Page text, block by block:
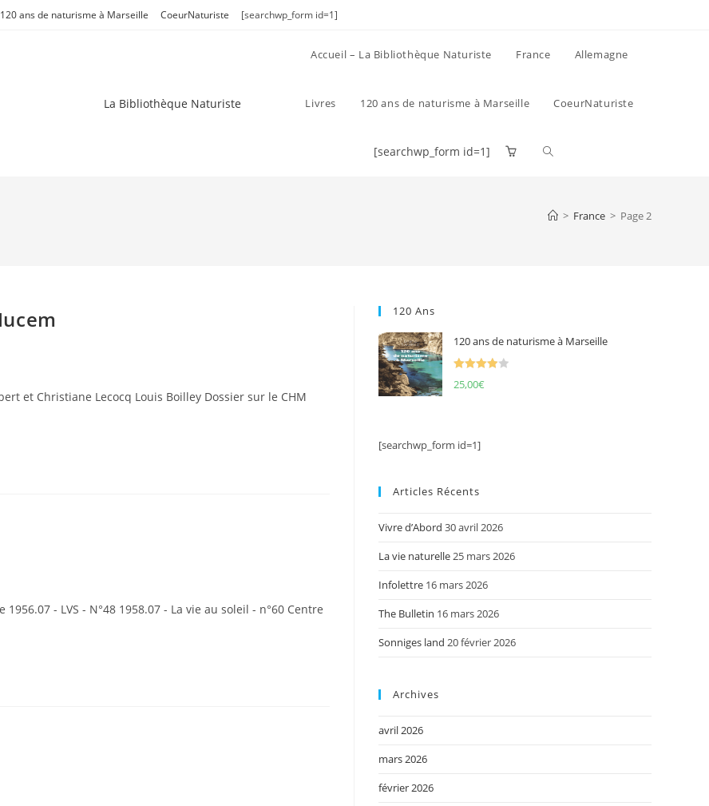
120 ans de naturisme à Marseille CoeurNaturiste [searchwp_form id=1]
La Bibliothèque Naturiste
Accueil – La Bibliothèque Naturiste France Allemagne
Livres 120 ans de naturisme à Marseille CoeurNaturiste
[searchwp_form id=1] Toggle
> France > Page 2
et Christiane Lecocq Louis Boilley Dossier sur le CHM
- LVS - N°48 1958.07 - La vie au soleil - n°60 Centre
120 Ans
120 ans de naturisme à Marseille
25,00€
[searchwp_form id=1]
Articles Récents
Vivre d’Abord 30 avril 2026
La vie naturelle25 mars 2026
Infolettre 16 mars 2026
The Bulletin 16 mars 2026
Sonniges land 20 février 2026
Archives
avril 2026
mars 2026
février 2026